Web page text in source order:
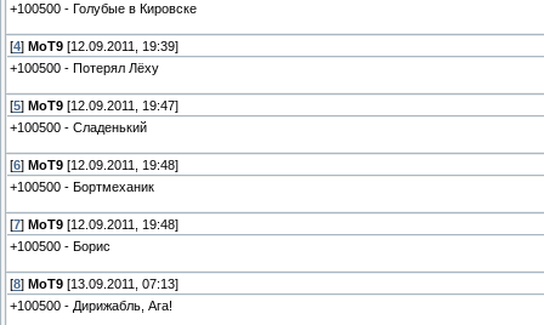
+100500 - Голубые в Кировске
[4] MoT9 [12.09.2011, 19:39]
+100500 - Потерял Лёху
[5] MoT9 [12.09.2011, 19:47]
+100500 - Сладенький
[6] MoT9 [12.09.2011, 19:48]
+100500 - Бортмеханик
[7] MoT9 [12.09.2011, 19:48]
+100500 - Борис
[8] MoT9 [13.09.2011, 07:13]
+100500 - Дирижабль, Ага!